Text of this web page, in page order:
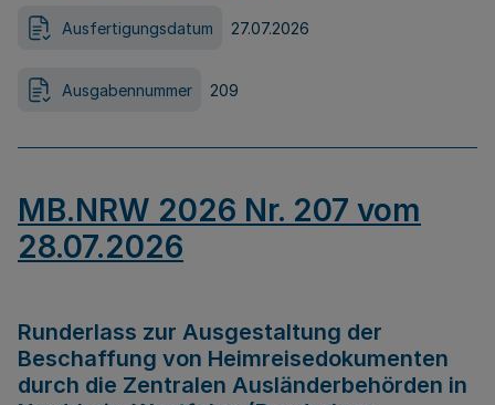
Ausfertigungsdatum 27.07.2026
Ausgabennummer 209
MB.NRW 2026 Nr. 207 vom
28.07.2026
Runderlass zur Ausgestaltung der
Beschaffung von Heimreisedokumenten
durch die Zentralen Ausländerbehörden in